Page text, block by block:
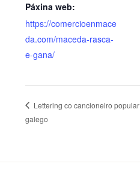
Páxina web:
https://comercioenmace
da.com/maceda-rasca-
e-gana/
Lettering co cancioneiro popular
galego